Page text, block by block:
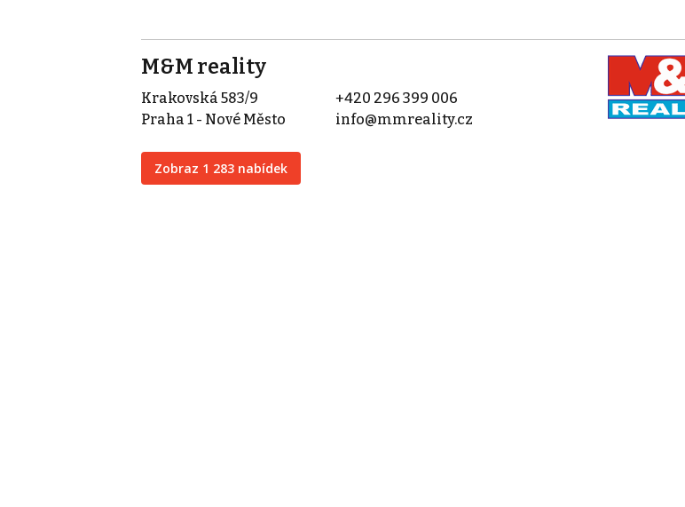
M&M reality
Krakovská 583/9
Praha 1 - Nové Město
Zobraz 1 283 nabídek
+420 296 399 006
info@mmreality.cz